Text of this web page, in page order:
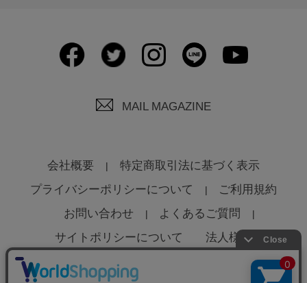
MAIL MAGAZINE
会社概要
特定商取引法に基づく表示
プライバシーポリシーについて
ご利用規約
お問い合わせ
よくあるご質問
サイトポリシーについて
法人様へ